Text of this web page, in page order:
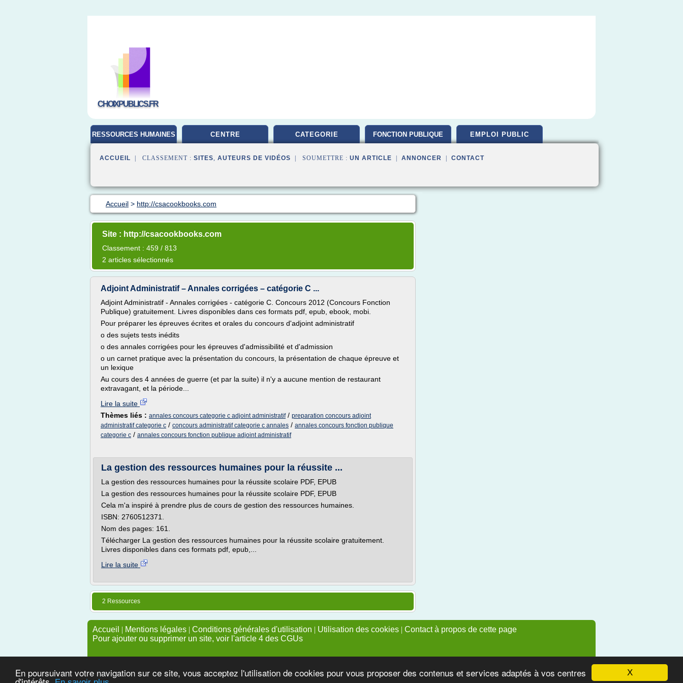
X
En poursuivant votre navigation sur ce site, vous acceptez l'utilisation de cookies pour vous proposer des contenus et services adaptés à vos centres
CHOIXPUBLICS.FR
RESSOURCES HUMAINES CENTRE CATEGORIE FONCTION PUBLIQUE EMPLOI PUBLIC
ACCUEIL | CLASSEMENT : SITES, AUTEURS DE VIDÉOS | SOUMETTRE : UN ARTICLE ANNONCER CONTACT
Accueil > http://csacookbooks.com
Site : http://csacookbooks.com
Classement : 459 / 813
2 articles sélectionnés
Adjoint Administratif – Annales corrigées – catégorie C ...
Adjoint Administratif - Annales corrigées - catégorie C. Concours 2012 (Concours Fonction
Publique) gratuitement. Livres disponibles dans ces formats pdf, epub, ebook, mobi.
Pour préparer les épreuves écrites et orales du concours d'adjoint administratif
o des sujets tests inédits
o des annales corrigées pour les épreuves d'admissibilité et d'admission
o un carnet pratique avec la présentation du concours, la présentation de chaque épreuve et
un lexique
Au cours des 4 années de guerre (et par la suite) il n'y a aucune mention de restaurant
extravagant, et la période...
Lire la suite
Thèmes liés : annales concours categorie c adjoint administratif/ preparation concours adjoint
administratif categorie c / concours administratif categorie c annales / annales concours fonction publique
categorie c / annales concours fonction publique adjoint administratif
La gestion des ressources humaines pour la réussite ...
La gestion des ressources humaines pour la réussite scolaire PDF, EPUB
La gestion des ressources humaines pour la réussite scolaire PDF, EPUB
Cela m'a inspiré à prendre plus de cours de gestion des ressources humaines.
ISBN: 2760512371.
Nom des pages: 161.
Télécharger La gestion des ressources humaines pour la réussite scolaire gratuitement.
Livres disponibles dans ces formats pdf, epub,...
Lire la suite
2 Ressources
Accueil | Mentions légales | Conditions générales d'utilisation | Utilisation des cookies | Contact à propos de cette page
Pour ajouter ou supprimer un site, voir l'article 4 des CGUs